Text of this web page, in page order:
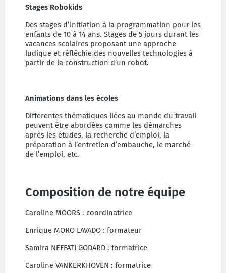
Stages Robokids
Des stages d’initiation à la programmation pour les
enfants de 10 à 14 ans. Stages de 5 jours durant les
vacances scolaires proposant une approche
ludique et réfléchie des nouvelles technologies à
partir de la construction d’un robot.
Animations dans les écoles
Différentes thématiques liées au monde du travail
peuvent être abordées comme les démarches
après les études, la recherche d’emploi, la
préparation à l’entretien d’embauche, le marché
de l’emploi, etc.
Composition de notre équipe
Caroline MOORS : coordinatrice
Enrique MORO LAVADO : formateur
Samira NEFFATI GODARD : formatrice
Caroline VANKERKHOVEN : formatrice